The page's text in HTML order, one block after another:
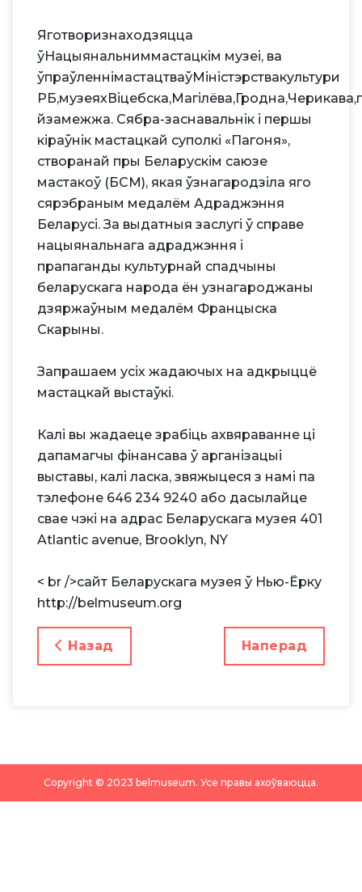
Яготворизнаходзяцца
ўНацыянальниммастацкім музеі, ва
ўпраўленнімастацтваўМіністэрствакультури
йзамежжа. Сябра-заснавальнік і першы
кіраўнік мастацкай суполкі «Пагоня»,
створанай пры Беларускім саюзе
мастакоў (БСМ), якая ўзнагародзіла яго
сярэбраным медалём Адраджэння
Беларусі. За выдатныя заслугі ў справе
нацыянальнага адраджэння і
прапаганды культурнай спадчыны
беларускага народа ён узнагароджаны
дзяржаўным медалём Францыска
Скарыны.
Запрашаем усіх жадаючых на адкрыццё
мастацкай выстаўкі.
Калі вы жадаеце зрабіць ахвяраванне ці
дапамагчы фінансава ў арганізацыі
выставы, калі ласка, звяжыцеся з намі па
тэлефоне 646 234 9240 або дасылайце
свае чэкі на адрас Беларускага музея 401
Atlantic avenue, Brooklyn, NY
< br />сайт Беларускага музея ў Нью-Ёрку
http://belmuseum.org
Папярэдні Артыкул: У ВАШЫНГТОНЕ
Назад Наступны
Наперад
Copyright © 2023 belmuseum. Усе правы ахоўваюцца.